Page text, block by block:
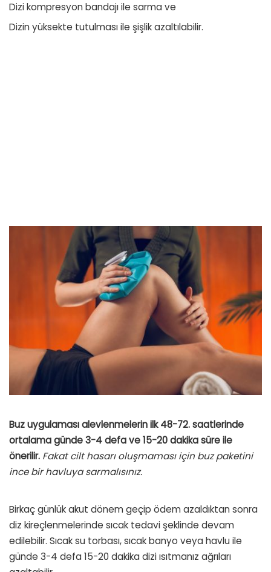
Dizi kompresyon bandajı ile sarma ve
Dizin yüksekte tutulması ile şişlik azaltılabilir.
Buz uygulaması alevlenmelerin ilk 48-72. saatlerinde
ortalama günde 3-4 defa ve 15-20 dakika süre ile
önerilir. Fakat cilt hasarı oluşmaması için buz paketini
ince bir havluya sarmalısınız.
Birkaç günlük akut dönem geçip ödem azaldıktan sonra
diz kireçlenmelerinde sıcak tedavi şeklinde devam
edilebilir. Sıcak su torbası, sıcak banyo veya havlu ile
günde 3-4 defa 15-20 dakika dizi ısıtmanız ağrıları